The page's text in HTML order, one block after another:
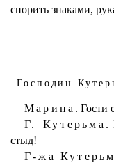
спорить знаками,
Господин
Марина. Гости
Г. Кутерьма.
стыд!
Г-жа